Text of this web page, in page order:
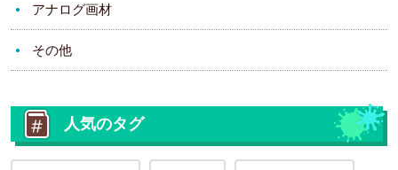
アナログ画材
その他
人気のタグ